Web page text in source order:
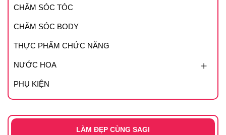
CHĂM SÓC TÓC
CHĂM SÓC BODY
THỰC PHẨM CHỨC NĂNG
NƯỚC HOA
PHỤ KIỆN
LÀM ĐẸP CÙNG SAGI